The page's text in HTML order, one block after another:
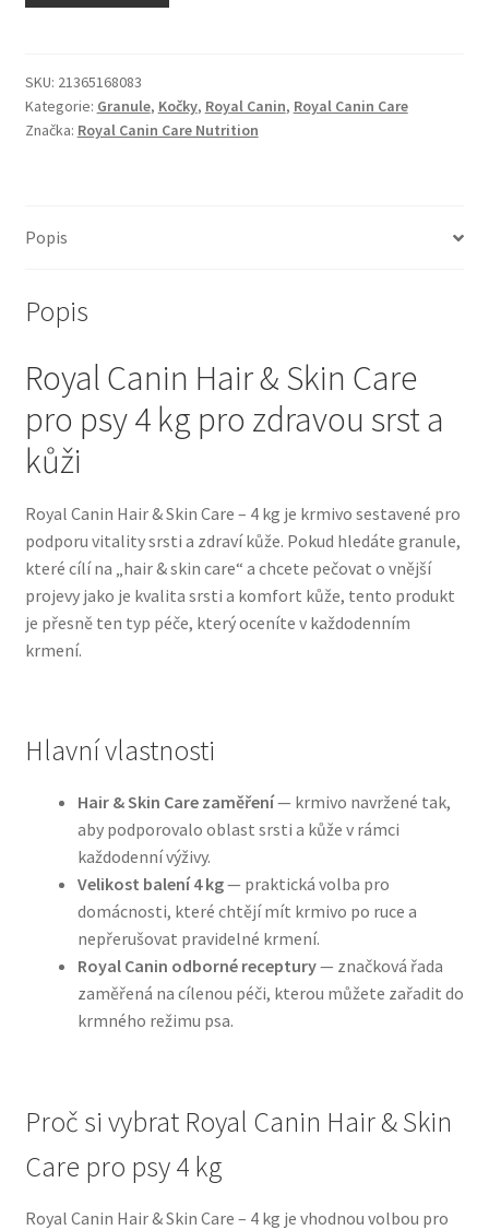
Odpočívadla pro kočky
Pamlsky pro kočky
Škrabadla pro kočky
Veterinární dieta pro kočky
Vše pro psy — Krmivo, doplňky, vybavení
Bozita pro psy — Švédské krmivo s nordickou kvalitou
Brit pro psy
Granule pro psy
přírodními složkami
Happy Dog — Německá kvalita a přirozené složení
Hill’s pro psy
Hračky pro psy
Konzervy a kapsičky pro psy
N&D Farmina pro psy — Italské holistic krmivo
SKU: 21365168083
Kategorie: Granule, Kočky, Royal Canin, Royal Canin Care
Značka: Royal Canin Care Nutrition
Popis
Popis
Royal Canin Hair & Skin Care
pro psy 4 kg pro zdravou srst a
kůži
Royal Canin Hair & Skin Care – 4 kg je krmivo sestavené pro
podporu vitality srsti a zdraví kůže. Pokud hledáte granule,
které cílí na „hair & skin care“ a chcete pečovat o vnější
projevy jako je kvalita srsti a komfort kůže, tento produkt
je přesně ten typ péče, který oceníte v každodenním
krmení.
Hlavní vlastnosti
Hair & Skin Care zaměření— krmivo navržené tak,
aby podporovalo oblast srsti a kůže v rámci
každodenní výživy.
Velikost balení 4 kg— praktická volba pro
domácnosti, které chtějí mít krmivo po ruce a
nepřerušovat pravidelné krmení.
Royal Canin odborné receptury— značková řada
zaměřená na cílenou péči, kterou můžete zařadit do
krmného režimu psa.
Proč si vybrat Royal Canin Hair & Skin
Care pro psy 4 kg
Royal Canin Hair & Skin Care – 4 kg je vhodnou volbou pro